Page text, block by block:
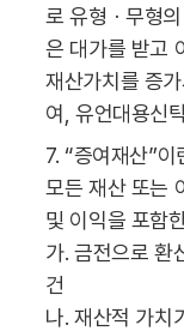
로 유형ㆍ무형
은 대가를 받고
재산가치를 증
여, 유언대용신
7. “증여재산”
모든 재산 또는
및 이익을 포함
가. 금전으로 환
건
나. 재산적 가치